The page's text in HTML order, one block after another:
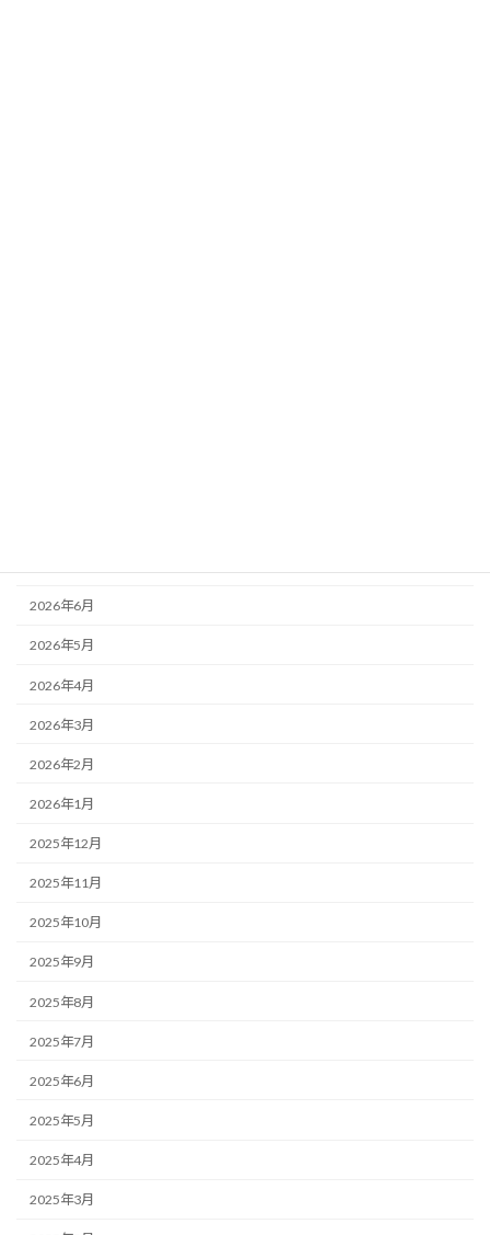
2026年6月
2026年5月
2026年4月
2026年3月
2026年2月
2026年1月
2025年12月
2025年11月
2025年10月
2025年9月
2025年8月
2025年7月
2025年6月
2025年5月
2025年4月
2025年3月